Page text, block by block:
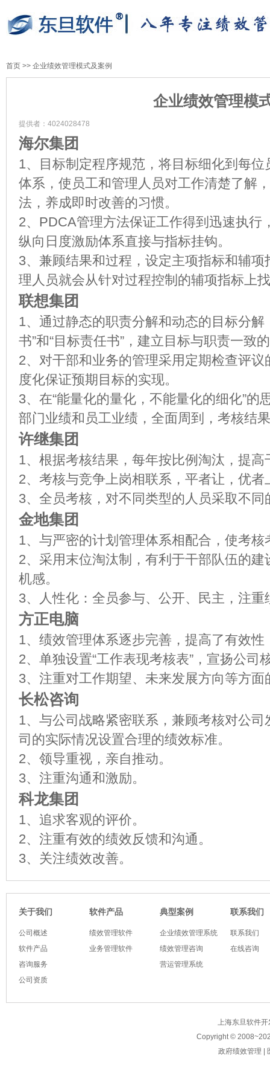
首页 >> 企业绩效管理模式及案例
企业绩效管理模
提供者：4024028478
海尔集团
1、目标制定程序规范，将目标细化到每
体系，使员工和管理人员对工作清楚了解
法，养成即时改善的习惯。
2、PDCA管理方法保证工作得到迅速执行
纵向日度激励体系直接与指标挂钩。
3、兼顾结果和过程，设定主项指标和辅
理人员就会从针对过程控制的辅项指标上
联想集团
1、通过静态的职责分解和动态的目标分解
书”和“目标责任书”，建立目标与职责一致
2、对干部和业务的管理采用定期检查评
度化保证预期目标的实现。
3、在“能量化的量化，不能量化的细化”的
部门业绩和员工业绩，全面周到，考核结
许继集团
1、根据考核结果，每年按比例淘汰，提
2、考核与竞争上岗相联系，平者让，优者
3、全员考核，对不同类型的人员采取不
金地集团
1、与严密的计划管理体系相配合，使考
2、采用末位淘汰制，有利于干部队伍的
机感。
3、人性化：全员参与、公开、民主，注
方正电脑
1、绩效管理体系逐步完善，提高了有效性
2、单独设置“工作表现考核表”，宣扬公司
3、注重对工作期望、未来发展方向等方
长松咨询
1、与公司战略紧密联系，兼顾考核对公
司的实际情况设置合理的绩效标准。
2、领导重视，亲自推动。
3、注重沟通和激励。
科龙集团
1、追求客观的评价。
2、注重有效的绩效反馈和沟通。
3、关注绩效改善。
关于我们
公司概述
软件产品
咨询服务
公司资质
软件产品
绩效管理软件
业务管理软件
典型案例
企业绩效管理系统
绩效管理咨询
营运管理系统
联系我们
联系我们
在线咨询
上海东旦软件
Copyright © 2008~
政府绩效管理